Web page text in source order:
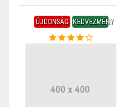
ÚJDONSÁG KEDVEZMÉNY